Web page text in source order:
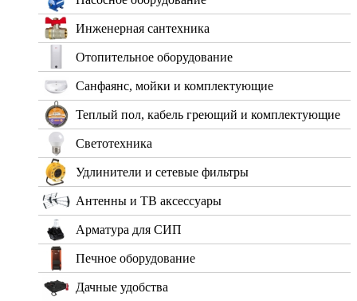
Инженерная сантехника
Отопительное оборудование
Санфаянс, мойки и комплектующие
Теплый пол, кабель греющий и комплектующие
Светотехника
Удлинители и сетевые фильтры
Антенны и ТВ аксессуары
Арматура для СИП
Печное оборудование
Дачные удобства